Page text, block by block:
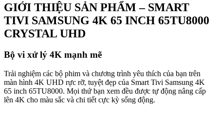
GIỚI THIỆU SẢN PHẨM – SMART
TIVI SAMSUNG 4K 65 INCH 65TU8000
CRYSTAL UHD
Bộ vi xử lý 4K mạnh mẽ
Trải nghiệm các bộ phim và chương trình yêu thích của bạn trên
màn hình 4K UHD rực rỡ, tuyệt đẹp của Smart Tivi Samsung 4K
65 inch 65TU8000. Mọi thứ bạn xem đều được tự động nâng cấp
lên 4K cho màu sắc và chi tiết cực kỳ sống động.